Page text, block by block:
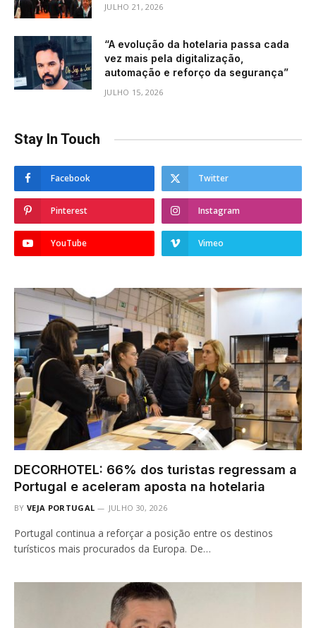
JULHO 21, 2026
“A evolução da hotelaria passa cada
vez mais pela digitalização,
automação e reforço da segurança”
JULHO 15, 2026
Stay In Touch
Facebook Twitter
Pinterest Instagram
YouTube Vimeo
DECORHOTEL: 66% dos turistas regressam a
Portugal e aceleram aposta na hotelaria
BY VEJA PORTUGAL JULHO 30, 2026
Portugal continua a reforçar a posição entre os destinos
turísticos mais procurados da Europa. De…